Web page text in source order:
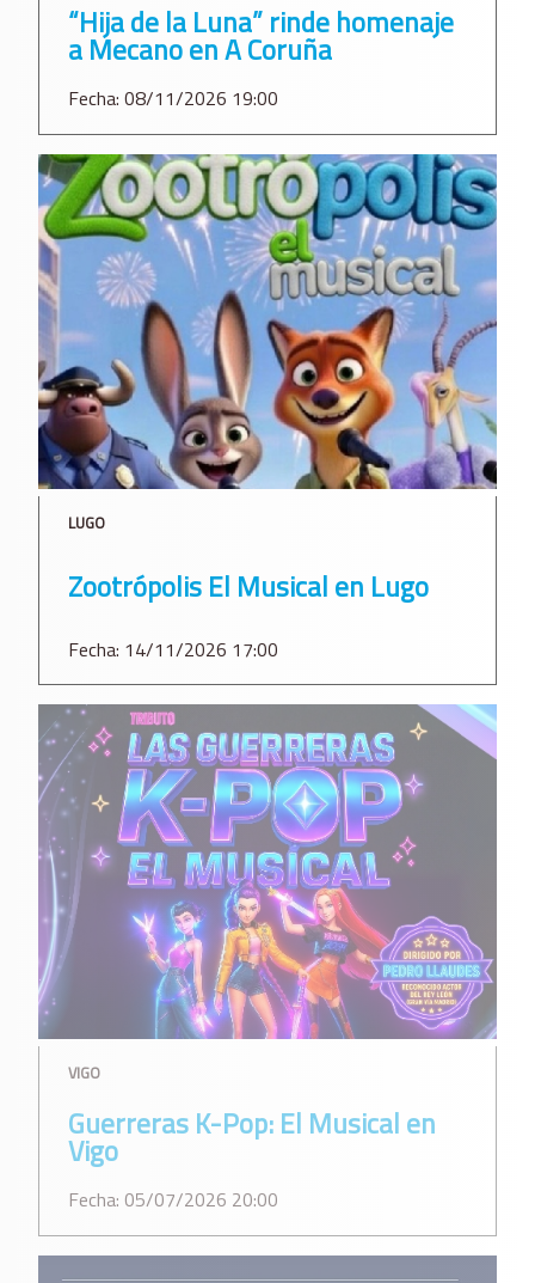
“Hija de la Luna” rinde homenaje
a Mecano en A Coruña
Fecha: 08/11/2026 19:00
LUGO
Zootrópolis El Musical en Lugo
Fecha: 14/11/2026 17:00
VIGO
Guerreras K-Pop: El Musical en
Vigo
Fecha: 05/07/2026 20:00